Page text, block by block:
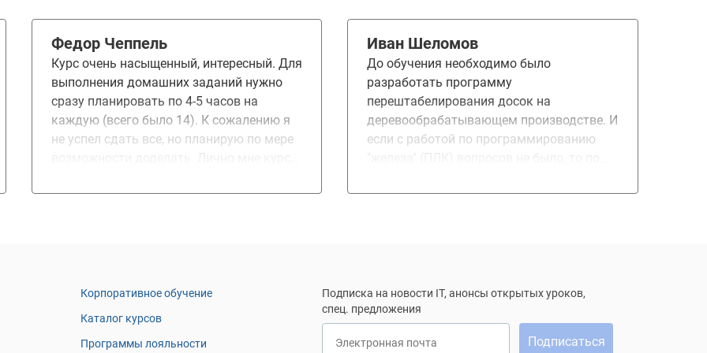
понравилась подача информации
преподавателями, домашние задания по
темам, которые помогли отработать
полученную информацию, и работа над
курсовым проектом, которая так же
помогла отработать полученные знания
и прокачать коммуникативные навыки
предложить: добавить в ДЗ работу, по
применению потерна SAGA так как
паттерн очень важный и размытый в
описании на разных ресурсах, хотелось
бы попробовать сделать его самому и
получить фидбэк от проверяющего.
Федор Чеппель
Курс очень насыщенный, интересный. Для
выполнения домашних заданий нужно
сразу планировать по 4-5 часов на
каждую (всего было 14). К сожалению я
не успел сдать все, но планирую по мере
Благодарю преподавателей и
Иван Шеломов
До обучения необходимо было
разработать программу
перештабелирования досок на
деревообрабатывающем производстве. И
если с работой по программированию
пакетов, поставщиков и т.п возникли
библиотеки обмена данными с ПЛК
именно на С#. И я решил пойти на курс.
Курс понравился продолжительностью и
плотностью. Как новичку было
Корпоративное обучение
Каталог курсов
Программы лояльности
Подписка на новости IT, анонсы открытых уроков,
спец. предложения
Электронная почта Подписаться